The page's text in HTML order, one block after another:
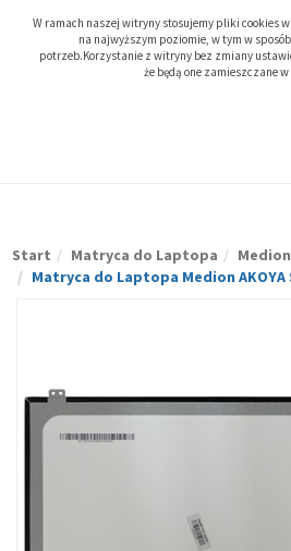
W ramach naszej witryny stosujemy pliki cookies
na najwyższym poziomie, w tym w
potrzeb.Korzystanie z witryny bez zmiany
że będą one zamieszczane
Start Matryca do Laptopa Medion
Matryca do Laptopa Medion AKOYA